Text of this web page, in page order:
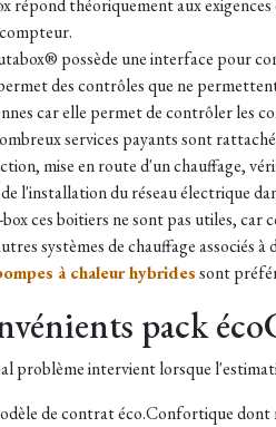
répond théoriquement aux
possède une interface pour
des contrôles que ne
car elle permet de contrôler les
services payants sont
mise en route d'un chauffage,
l'installation du réseau électrique
ces boitiers ne sont pas utiles, car
systèmes de chauffage associés à
à chaleur hybridessont
pack
problème intervient lorsque
de contrat éco.Confortique dont